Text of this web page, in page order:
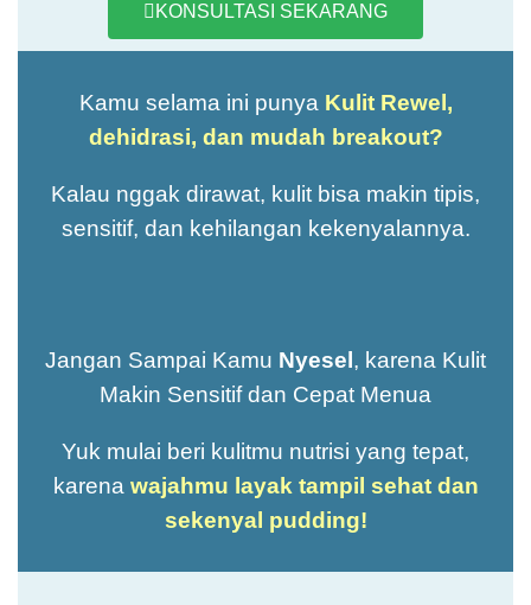
KONSULTASI SEKARANG
Kamu selama ini punya Kulit Rewel,
dehidrasi, dan mudah breakout?
Kalau nggak dirawat, kulit bisa makin tipis,
sensitif, dan kehilangan kekenyalannya.
Jangan Sampai Kamu Nyesel , karena Kulit
Makin Sensitif dan Cepat Menua
Yuk mulai beri kulitmu nutrisi yang tepat,
karena wajahmu layak tampil sehat dan
sekenyal pudding!